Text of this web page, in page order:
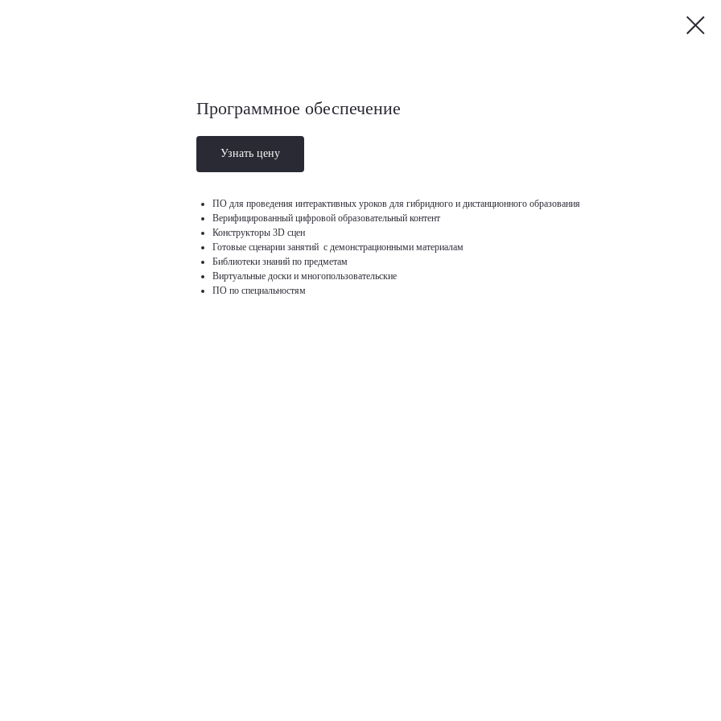
Программное обеспечение
Узнать цену
ПО для проведения интерактивных уроков для гибридного и дистанционного образования
Верифицированный цифровой образовательный контент
Конструкторы 3D сцен
Готовые сценарии занятий с демонстрационными материалам
Библиотеки знаний по предметам
Виртуальные доски и многопользовательские
ПО по специальностям